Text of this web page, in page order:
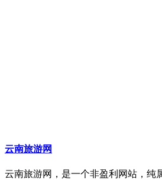
云南旅游网
云南旅游网，是一个非盈利网站，纯